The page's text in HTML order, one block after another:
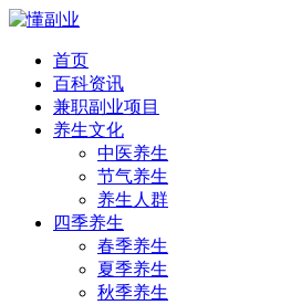
首页
百科资讯
兼职副业项目
养生文化
中医养生
节气养生
养生人群
四季养生
春季养生
夏季养生
秋季养生